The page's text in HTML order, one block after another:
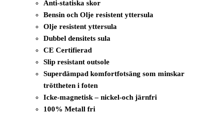
Anti-statiska skor
Bensin och Olje resistent yttersula
Olje resistent yttersula
Dubbel densitets sula
CE Certifierad
Slip resistant outsole
Superdämpad komfortfotsäng som minskar
tröttheten i foten
Icke-magnetisk – nickel-och järnfri
100% Metall fri